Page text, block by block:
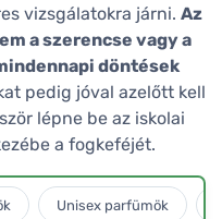
vizsgálatokra járni. Az
a szerencse vagy a
döntések
pedig jóval azelőtt kell
lépne be az iskolai
a fogkeféjét.
Unisex parfümök